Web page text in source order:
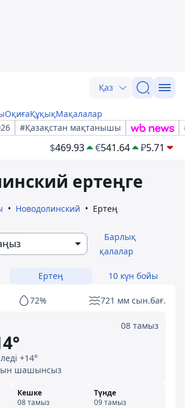
Қаз
ОқиғаҚұқықМақалалар
#Қазақстан мақтанышы
$469.93 €541.64 ₽5.71
ертеңге
Новодолинский Ертең
Барлық
қалалар
Ертең 10 күн бойы
72% 721 мм сын.бағ.
08 тамыз
+14°
шашынсыз
Кешке
08 тамыз
Түнде
09 тамыз